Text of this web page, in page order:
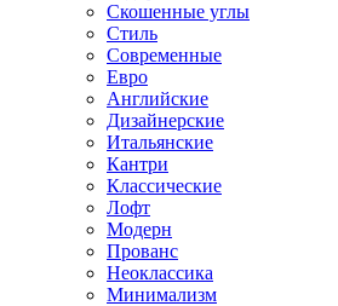
Скошенные углы
Стиль
Современные
Евро
Английские
Дизайнерские
Итальянские
Кантри
Классические
Лофт
Модерн
Прованс
Неоклассика
Минимализм